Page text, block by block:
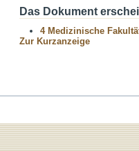
Das Dokument
4 Medizinische
Zur Kurzanzeige